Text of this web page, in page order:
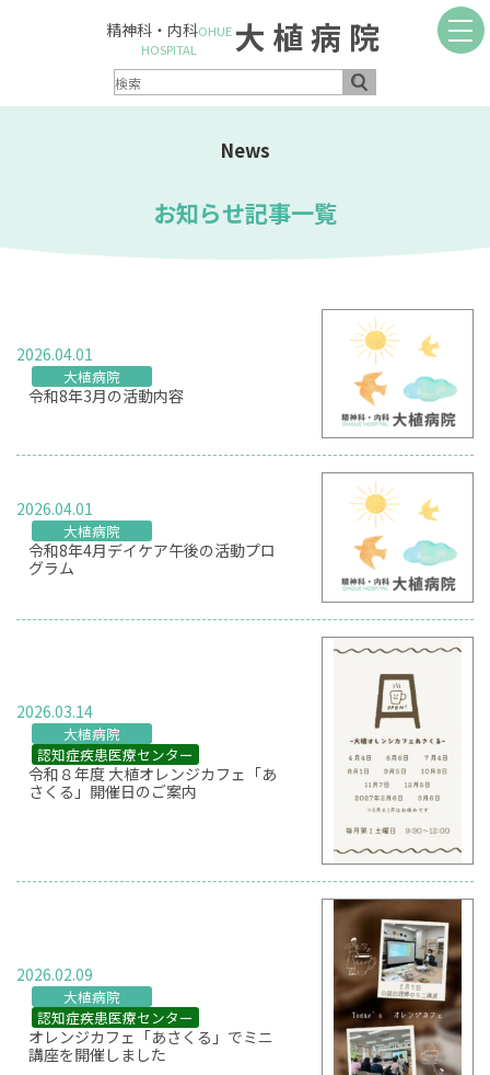
精神科・内科OHUE
HOSPITAL
大植病院
News
お知らせ記事一覧
2026.04.01
大植病院
令和8年3月の活動内容
2026.04.01
大植病院
令和8年4月デイケア午後の活動プロ
グラム
2026.03.14
大植病院
認知症疾患医療センター
令和８年度 大植オレンジカフェ「あ
さくる」開催日のご案内
2026.02.09
大植病院
認知症疾患医療センター
オレンジカフェ「あさくる」でミニ
講座を開催しました